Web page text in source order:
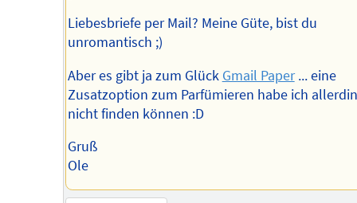
Liebesbriefe per Mail? Meine Güte, bist du
unromantisch ;)
Aber es gibt ja zum Glück Gmail Paper... eine
Zusatzoption zum Parfümieren habe ich
nicht finden können :D
Gruß
Ole